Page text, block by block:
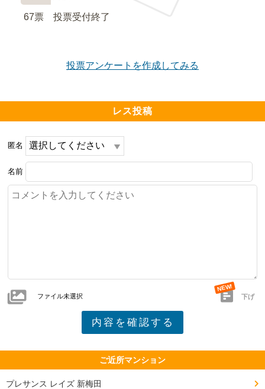
67票 投票受付終了
投票アンケートを作成してみる
レス投稿
匿名
名前
ファイル未選択 下げ
ご近所マンション
プレサンス レイズ 新梅田